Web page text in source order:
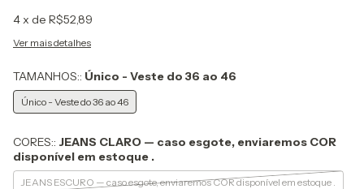
4x de R$52,89
Ver mais detalhes
TAMANHOS:: Único - Veste do 36 ao 46
Único - Veste do 36 ao 46
CORES:: JEANS CLARO — caso esgote, enviaremos COR
disponível em estoque .
JEANS ESCURO — caso esgote, enviaremos COR disponível em estoque .